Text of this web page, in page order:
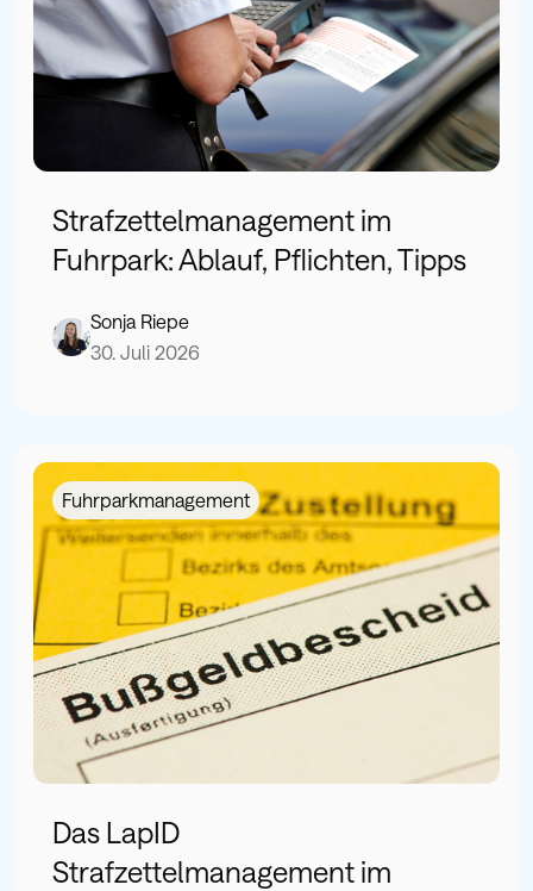
Strafzettelmanagement im
Fuhrpark: Ablauf, Pflichten, Tipps
Sonja Riepe
30. Juli 2026
Fuhrparkmanagement
Das LapID
Strafzettelmanagement im